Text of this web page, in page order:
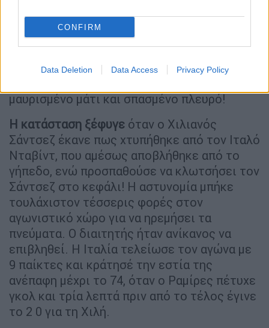
CONFIRM
Data Deletion Data Access Privacy Policy
τον αγωνιστικό χώρο και χρειάστηκε να τον
σύρουν έξω οι αστυνομικοί! Ένας άλλος
Ιταλός, ο Ουμπέρτο Μάσκιο χτυπήθηκε
ανελέητα δεκάδες φορές, έμεινε όμως στον
μαυρισμένο μάτι και σπασμένο πλευρό!
Η κατάσταση ξέφυγε όταν ο Χιλιανός
Σάντσεζ έκανε πως χτυπήθηκε από τον Ιταλό
Νταβίντ, που αμέσως αποβλήθηκε από το
γήπεδο, ενώ προσπαθούσε να κλωτσήσει τον
Σάντσεζ στο κεφάλι! Η αστυνομία μπήκε
τουλάχιστον τέσσερις φορές στον
αγωνιστικό χώρο για να ηρεμήσει τα
πνεύματα. Ο διαιτητής ήταν ανίκανος να
επιβληθεί. Η Ιταλία τελείωσε τον αγώνα με
9 παίκτες και κράτησέ την εστία της
ανέπαφη μέχρι το 74, όταν ο Ραμίρες πέτυχε
γκολ και τρία λεπτά πριν από το τέλος έγινε
το 2 0 για τη Χιλή.